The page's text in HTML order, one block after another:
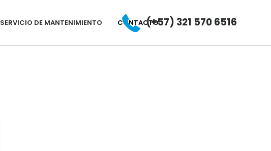
SERVICIO DE MANTENIMIENTO CONTACTO(+57) 321 570 6516